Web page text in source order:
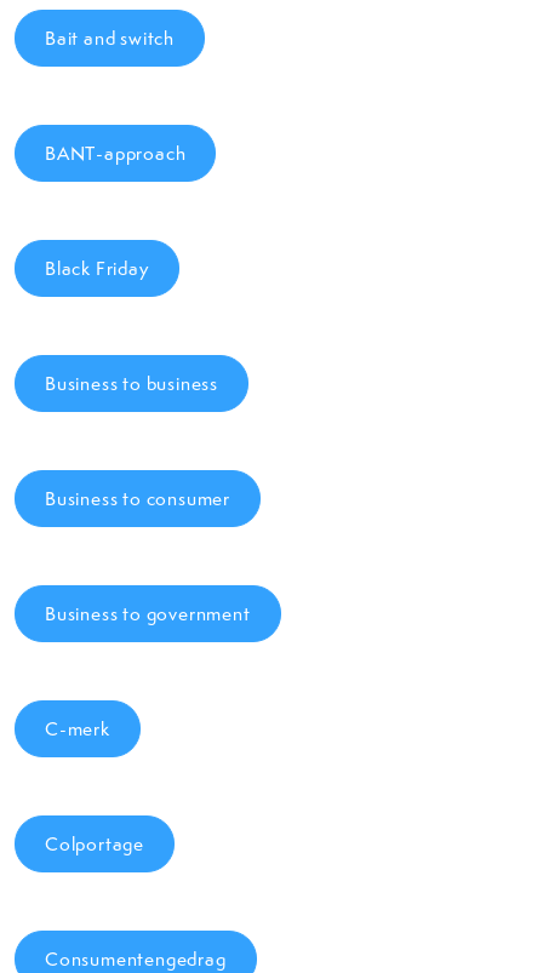
Bait and switch
BANT-approach
Black Friday
Business to business
Business to consumer
Business to government
C-merk
Colportage
Consumentengedrag